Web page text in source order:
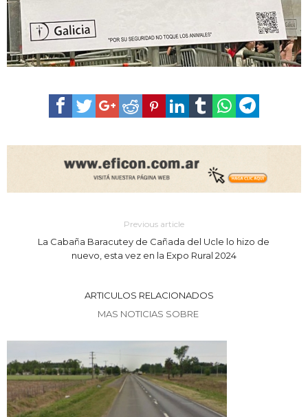
Previous article
La Cabaña Baracutey de Cañada del Ucle lo hizo de
nuevo, esta vez en la Expo Rural 2024
ARTICULOS RELACIONADOS
MAS NOTICIAS SOBRE